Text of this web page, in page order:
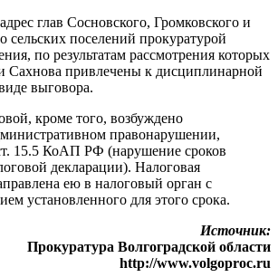
глав Сосновского, Громковского и
сельских поселений прокуратурой
по результатам рассмотрения которых
Сахнова привлечены к дисциплинарной
выговора.
кроме того, возбуждено
правонарушении,
15.5 КоАП РФ (нарушение сроков
декларации). Налоговая
ею в налоговый орган с
установленного для этого срока.
Источник:
Прокуратура Волгоградской области
http://www.volgoproc.ru